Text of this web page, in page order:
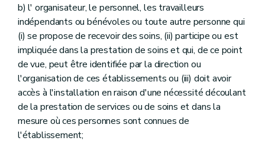
b) l' organisateur, le personnel, les travailleurs
indépendants ou bénévoles ou toute autre personne qui
(i) se propose de recevoir des soins, (ii) participe ou est
impliquée dans la prestation de soins et qui, de ce point
de vue, peut être identifiée par la direction ou
l'organisation de ces établissements ou (iii) doit avoir
accès à l'installation en raison d'une nécessité découlant
de la prestation de services ou de soins et dans la
mesure où ces personnes sont connues de
l'établissement;